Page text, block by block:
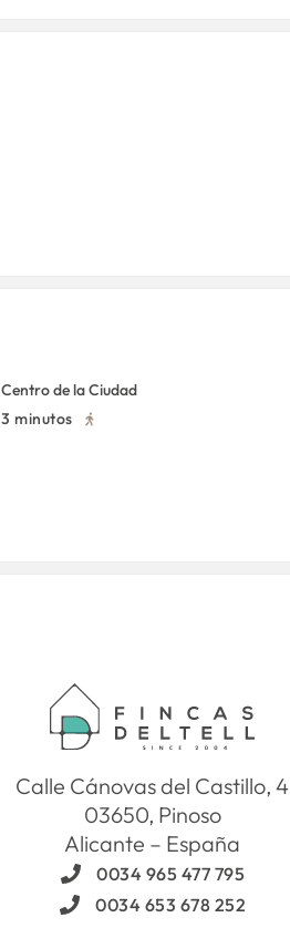
Centro de la Ciudad
3 minutos
Calle Cánovas del Castillo, 4
03650, Pinoso
Alicante – España
0034 965 477 795
0034 653 678 252